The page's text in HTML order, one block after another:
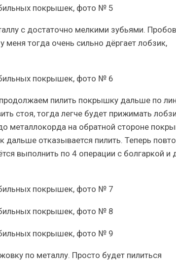
с достаточно мелкими зубьями.
меня тогда очень сильно дёргает лобзик,
пилить покрышку дальше по
стоя, тогда легче будет прижимать
металлокорда на обратной стороне
дальше отказывается пилить. Теперь
выполнить по 4 операции с болгаркой и
по металлу. Просто будет пилиться